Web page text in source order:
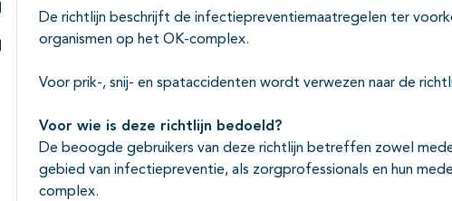
Subpagina's open- en dichtklappen
De richtlijn beschrijft de infectiepreventiemaatregelen ter
organismen op het OK-complex.
Voor prik-, snij- en spataccidenten wordt verwezen naar de
Voor wie is deze richtlijn bedoeld?
De beoogde gebruikers van deze richtlijn betreffen zowel
gebied van infectiepreventie, als zorgprofessionals en hun
complex.